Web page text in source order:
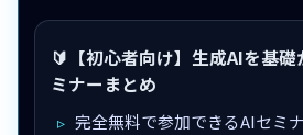
🔰【初心者向け】生成AIを基
ミナーまとめ
完全無料で参加できるAIセミ